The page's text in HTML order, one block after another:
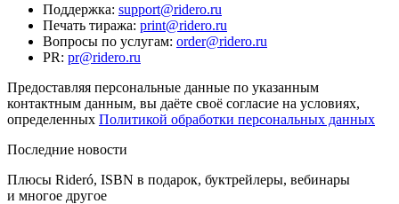
Поддержка: support@ridero.ru
Печать тиража: print@ridero.ru
Вопросы по услугам: order@ridero.ru
PR: pr@ridero.ru
Предоставляя персональные данные по указанным
контактным данным, вы даёте своё согласие на условиях,
определенных Политикой обработки персональных данных
Последние новости
Плюсы Rideró, ISBN в подарок, буктрейлеры, вебинары
и многое другое